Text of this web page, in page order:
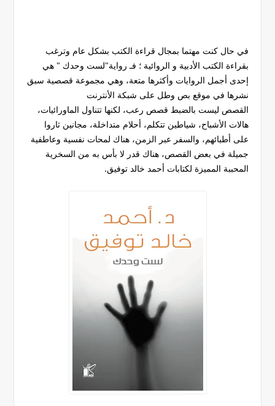
في حال كنت مهتما بمجال قراءة الكتب بشكل عام وترغب
بقراءة الكتب الأدبية و الروائية ؛ فـ رواية"لست وحدك " هي
إحدى أجمل الروايات وأكثرها متعة، وهي مجموعة قصصية سبق
نشرها في موقع بص وطل على شبكة الأنترنت
القصص ليست بالضبط قصص رعب، لكنها تتناول الماورائيات،
هالات الأشباح، شياطين تتكلم، أحلام متداخلة، مجانين ثاروا
على أطبائهم، والسفر عبر الزمن، هناك لمحات نفسية وعاطفية
جميلة في بعض القصص، هناك قدر لا بأس به من السخرية
المحببة المميزة لكتابات أحمد خالد توفيق.